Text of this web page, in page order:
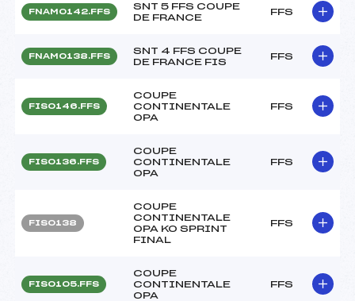
FNAM0142.FFS
SNT 5 FFS COUPE
DE FRANCE
FFS
FNAM0138.FFS
SNT 4 FFS COUPE
DE FRANCE FIS
FFS
FIS0146.FFS
COUPE
CONTINENTALE
OPA
FFS
FIS0136.FFS
COUPE
CONTINENTALE
OPA
FFS
FIS0138
COUPE
CONTINENTALE
OPA KO SPRINT
FINAL
FFS
FIS0105.FFS
COUPE
CONTINENTALE
OPA
FFS